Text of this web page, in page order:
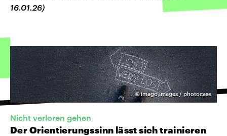
16.01.26)
©imago images / photocase
Nicht verloren gehen
Der Orientierungssinn lässt sich trainieren